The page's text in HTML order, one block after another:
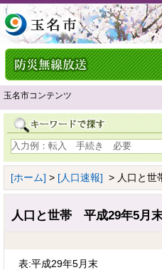
玉名市コンテンツ
[ホーム] > [人口速報] > 人口と
人口と世帯 平成29年5月
表:平成29年5月末